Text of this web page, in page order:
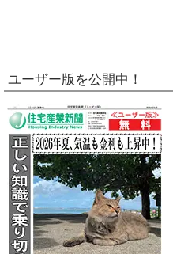
ユーザー版を公開中！